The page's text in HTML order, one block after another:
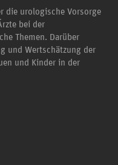
die urologische Vorsorge
bei der
Themen. Darüber
und Wertschätzung der
und Kinder in der